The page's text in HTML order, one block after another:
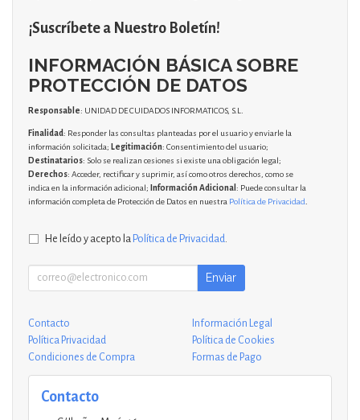
¡Suscríbete a Nuestro Boletín!
INFORMACIÓN BÁSICA SOBRE
PROTECCIÓN DE DATOS
Responsable: UNIDAD DE CUIDADOS INFORMATICOS, S.L.
Finalidad: Responder las consultas planteadas por el usuario y enviarle la
información solicitada; Legitimación: Consentimiento del usuario;
Destinatarios: Solo se realizan cesiones si existe una obligación legal;
Derechos: Acceder, rectificar y suprimir, así como otros derechos, como se
indica en la información adicional; Información Adicional : Puede consultar la
información completa de Protección de Datos en nuestra Política de Privacidad
He leído y acepto la Política de Privacidad
Enviar
Contacto
Información Legal
Política Privacidad
Política de Cookies
Condiciones de Compra
Formas de Pago
Contacto